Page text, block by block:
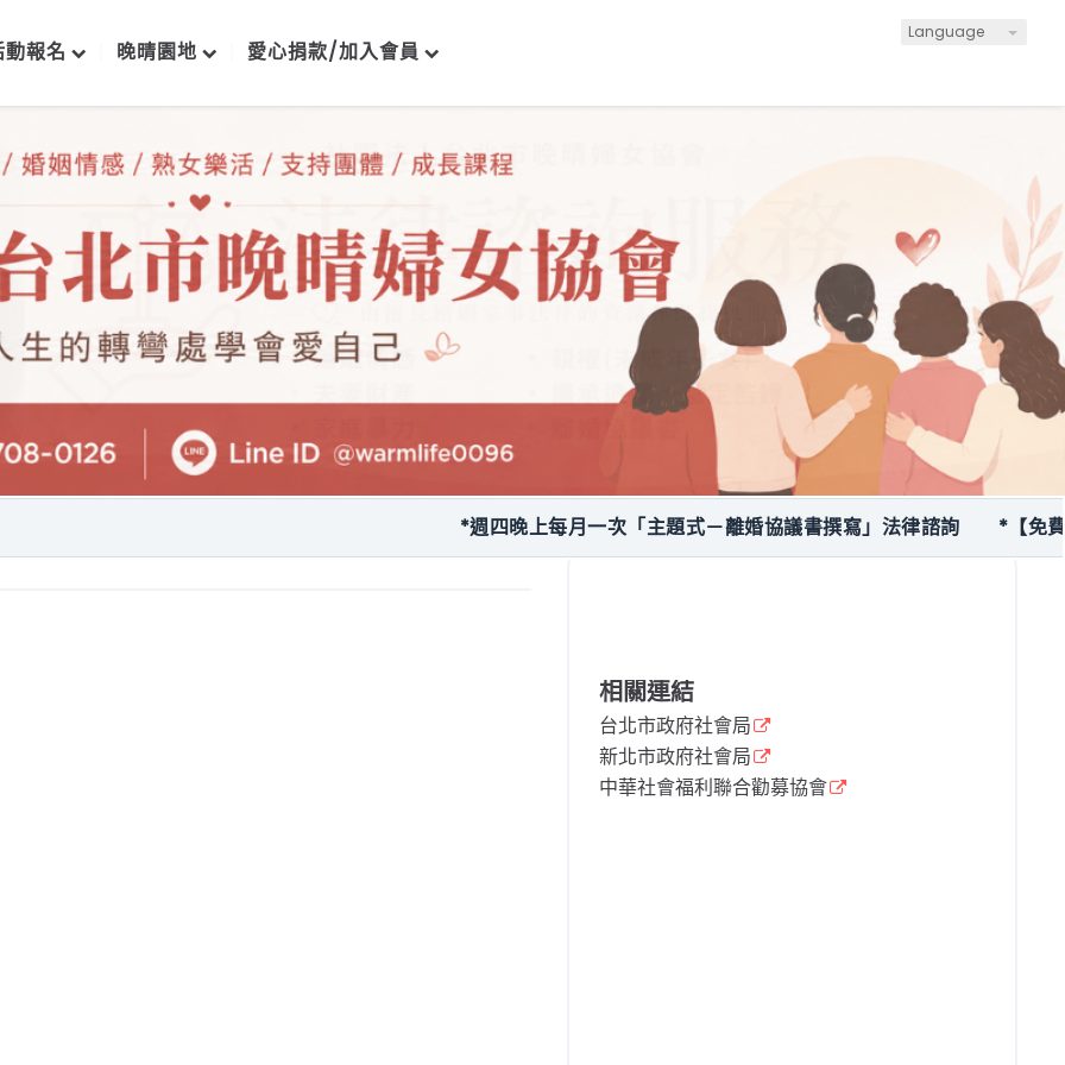
Language
報名 晚晴園地 愛心捐款/加入會員
相關連結
台北市政府社會局
新北市政府社會局
中華社會福利聯合勸募協會
*週四晚上每月一次「主題式－離婚協議書撰寫」法律諮詢 *【免費服